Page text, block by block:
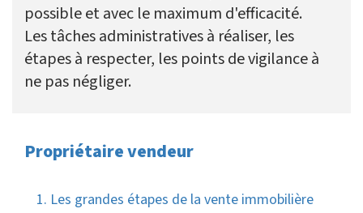
possible et avec le maximum d'efficacité.
Les tâches administratives à réaliser, les
étapes à respecter, les points de vigilance à
ne pas négliger.
Propriétaire vendeur
1. Les grandes étapes de la vente immobilière